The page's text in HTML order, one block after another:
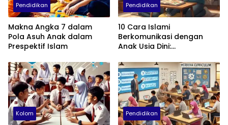
Pendidikan
Makna Angka 7 dalam
Pola Asuh Anak dalam
Prespektif Islam
Pendidikan
10 Cara Islami
Berkomunikasi dengan
Anak Usia Dini:
Empati, dan Cinta
Kolom Pendidikan